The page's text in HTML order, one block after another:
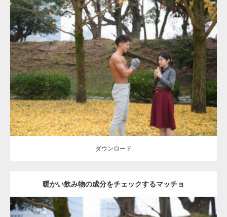
Update: 2021.07.8
Category:公園のマッチョ その他 AKIHITO(細マッチョ) 上腕三頭筋
肩
ダウンロード
ダウンロード
暖かい飲み物の成分をチェックするマッチョ